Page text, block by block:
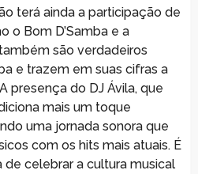
terá ainda a participação de
o Bom D’Samba e a
são verdadeiros
e trazem em suas cifras a
presença do DJ Ávila, que
mais um toque
uma jornada sonora que
com os hits mais atuais. É
celebrar a cultura musical